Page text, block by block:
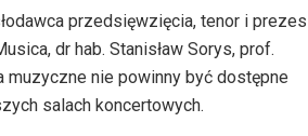
przedsięwzięcia, tenor i prezes
dr hab. Stanisław Sorys, prof.
muzyczne nie powinny być dostępne
salach koncertowych.